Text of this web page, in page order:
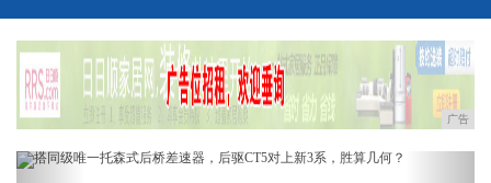
广告
Previous